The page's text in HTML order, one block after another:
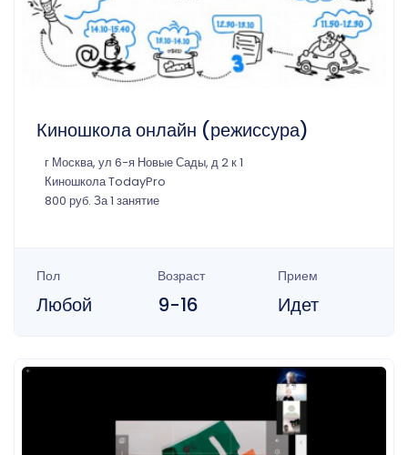
Киношкола онлайн (режиссура)
г Москва, ул 6-я Новые Сады, д 2 к 1
Киношкола TodayPro
800 руб. За 1 занятие
Пол
Любой
Возраст
9-16
Прием
Идет